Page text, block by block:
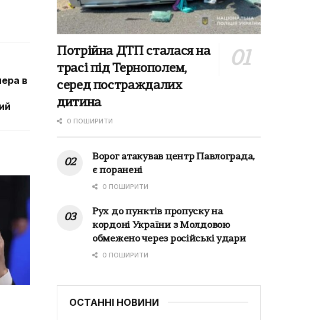
в
Потрійна ДТП сталася на
трасі під Тернополем,
серед постраждалих
дитина
0 ПОШИРИТИ
Ворог атакував центр Павлограда,
є поранені
0 ПОШИРИТИ
Рух до пунктів пропуску на
кордоні України з Молдовою
обмежено через російські удари
0 ПОШИРИТИ
ОСТАННІ НОВИНИ